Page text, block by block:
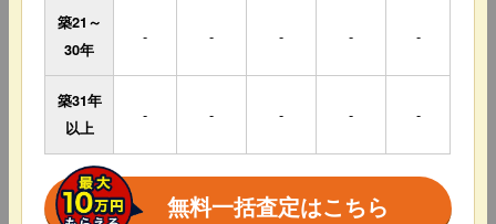
築21～
30年
- - - - -
築31年
以上
- - - - -
無料一括査定はこちら